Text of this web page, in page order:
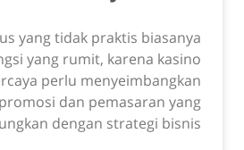
yang tidak praktis biasanya
yang rumit, karena kasino
perlu menyeimbangkan
promosi dan pemasaran yang
dengan strategi bisnis...